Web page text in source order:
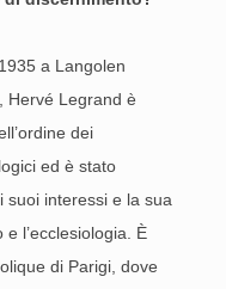
a Langolen
Hervé Legrand è
dei
ed è stato
suoi interessi e la sua
l’ecclesiologia. È
di Parigi, dove